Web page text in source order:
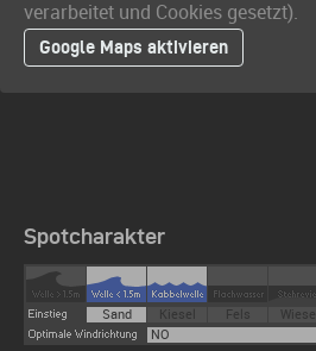
verarbeitet und Cookies gesetzt).
Google Maps aktivieren
Spotcharakter
Sand Kiesel Fels
Wiese
NO